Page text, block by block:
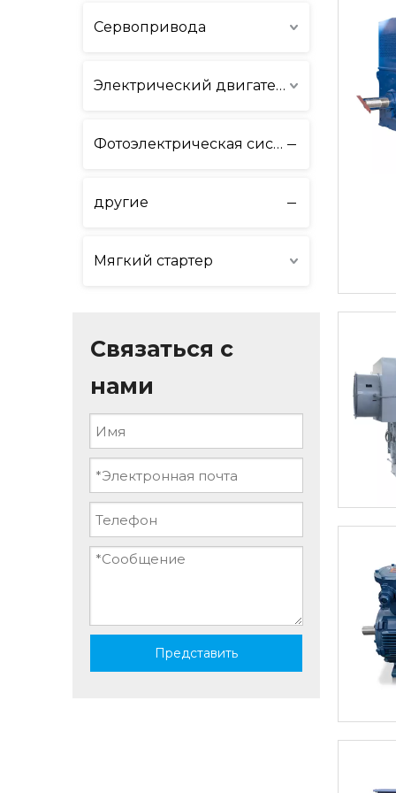
Сервопривода
Электрический двигатель
Фотоэлектрическая система и система хранения энергии
другие
Мягкий стартер
Связаться с
нами
Представить